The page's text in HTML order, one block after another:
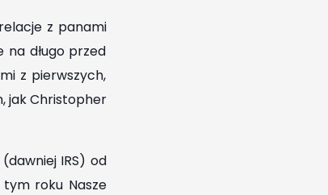
z panami
na długo przed
z pierwszych,
jak Christopher
IRS) od
tym roku Nasze